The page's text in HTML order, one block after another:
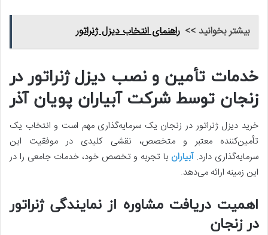
بیشتر بخوانید >> راهنمای انتخاب دیزل ژنراتور
خدمات تأمین و نصب دیزل ژنراتور در
زنجان توسط شرکت آبیاران پویان آذر
خرید دیزل ژنراتور در زنجان یک سرمایه‌گذاری مهم است و انتخاب یک
تأمین‌کننده معتبر و متخصص، نقشی کلیدی در موفقیت این
سرمایه‌گذاری دارد.آبیاران با تجربه و تخصص خود، خدمات جامعی را در
این زمینه ارائه می‌دهد.
اهمیت دریافت مشاوره از نمایندگی ژنراتور
در زنجان